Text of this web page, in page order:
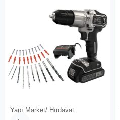
Yapı Market/ Hırdavat